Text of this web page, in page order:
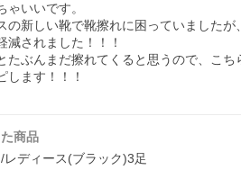
ゃいいです。
の新しい靴で靴擦れに困っていました
減されました！！！
たぶんまだ擦れてくると思うので、こ
します！！！
商品
レディース(ブラック)3足